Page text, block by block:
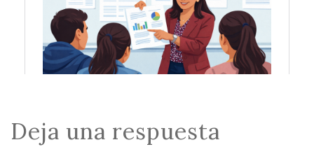
Deja una respuesta